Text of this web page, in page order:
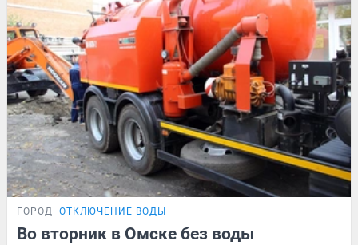
ГОРОД ОТКЛЮЧЕНИЕ ВОДЫ
Во вторник в Омске без воды